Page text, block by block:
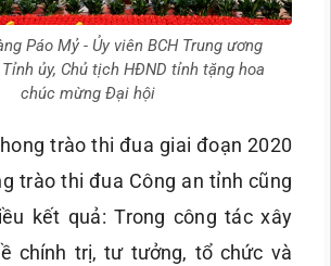
Páo Mỷ - Ủy viên BCH Trung ương
ủy, Chủ tịch HĐND tỉnh tặng hoa
chúc mừng Đại hội
trào thi đua giai đoạn 2020
trào thi đua Công an tỉnh cũng
kết quả: Trong công tác xây
chính trị, tư tưởng, tổ chức và